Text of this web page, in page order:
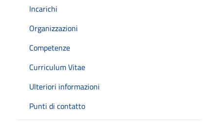
Incarichi
Organizzazioni
Competenze
Curriculum Vitae
Ulteriori informazioni
Punti di contatto